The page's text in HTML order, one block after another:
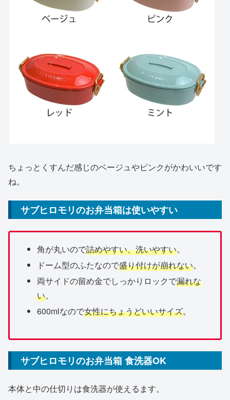
ちょっとくすんだ感じのベージュやピンクがかわいいです
ね。
サブヒロモリのお弁当箱は使いやすい
角が丸いので詰めやすい、洗いやすい。
ドーム型のふたなので盛り付けが崩れない。
両サイドの留め金でしっかりロックで漏れな
い。
600mlなので女性にちょうどいいサイズ。
サブヒロモリのお弁当箱 食洗器OK
本体と中の仕切りは食洗器が使えるます。